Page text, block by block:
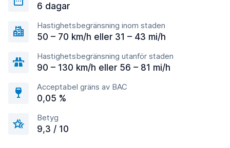
6 dagar
Hastighetsbegränsning inom staden
50 – 70 km/h eller 31 – 43 mi/h
Hastighetsbegränsning utanför staden
90 – 130 km/h eller 56 – 81 mi/h
Acceptabel gräns av BAC
0,05 %
Betyg
9,3 / 10